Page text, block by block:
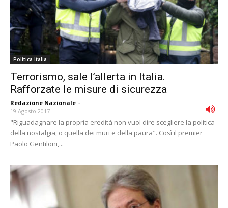
Politica Italia
Terrorismo, sale l’allerta in Italia.
Rafforzate le misure di sicurezza
Redazione Nazionale -
19 Agosto 2017
"Riguadagnare la propria eredità non vuol dire scegliere la politica
della nostalgia, o quella dei muri e della paura". Così il premier
Paolo Gentiloni,...